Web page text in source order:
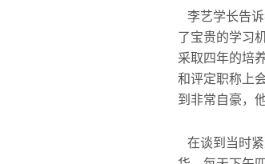
李艺学长告
了宝贵的学习
采取四年的培
和评定职称上
到非常自豪，
在谈到当时